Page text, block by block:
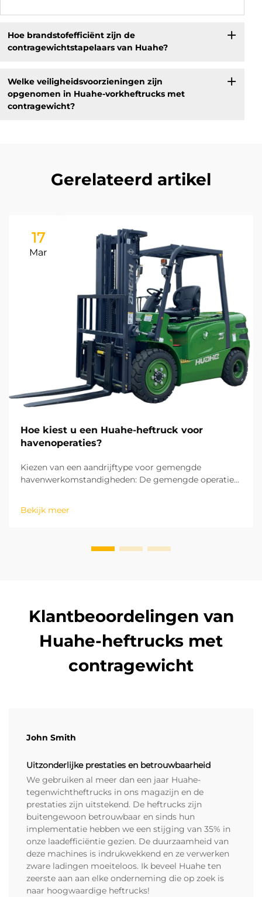
Hoe brandstofefficiënt zijn de
contragewichtstapelaars van Huahe?
Welke veiligheidsvoorzieningen zijn
opgenomen in Huahe-vorkheftrucks met
contragewicht?
Gerelateerd artikel
17
Mar
Hoe kiest u een Huahe-heftruck voor
havenoperaties?
Kiezen van een aandrijftype voor gemengde
havenwerkomstandigheden: De gemengde operaties
magazijnopslag en goederensortering als buitenshuis
laad- en loswerkzaamheden op het terrein. Dit maakt
Bekijk meer
Klantbeoordelingen van
Huahe-heftrucks met
contragewicht
John Smith
Uitzonderlijke prestaties en betrouwbaarheid
We gebruiken al meer dan een jaar Huahe-
tegenwichtheftrucks in ons magazijn en de
prestaties zijn uitstekend. De heftrucks zijn
buitengewoon betrouwbaar en sinds hun
implementatie hebben we een stijging van 35% in
onze laadefficiëntie gezien. De duurzaamheid van
deze machines is indrukwekkend en ze verwerken
zware ladingen moeiteloos. Ik beveel Huahe ten
zeerste aan aan elke onderneming die op zoek is
naar hoogwaardige heftrucks!